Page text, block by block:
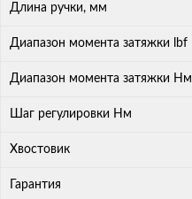
Длина ручки, мм
Диапазон момента затяжки lbf
Диапазон момента затяжки Нм
Шаг регулировки Нм
Хвостовик
Гарантия